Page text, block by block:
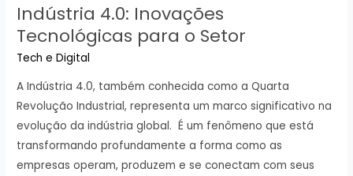
Indústria 4.0: Inovações
Tecnológicas para o Setor
Tech e Digital
A Indústria 4.0, também conhecida como a Quarta
Revolução Industrial, representa um marco significativo na
evolução da indústria global. É um fenômeno que está
transformando profundamente a forma como as
empresas operam, produzem e se conectam com seus